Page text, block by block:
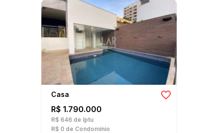
Casa
R$ 1.790.000
R$ 646 de Iptu
R$ 0 de Condomínio